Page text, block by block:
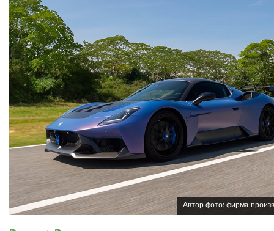
Автор фото: фирма-